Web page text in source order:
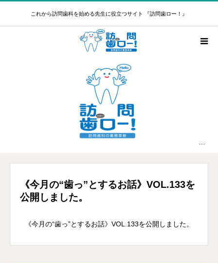
これから訪問歯科を始める先生に役立つサイト 『訪問歯ロー！』
《今月の“歯っ”とするお話》VOL.133を
公開しました。
《今月の“歯っ”とするお話》VOL.133を公開しました。